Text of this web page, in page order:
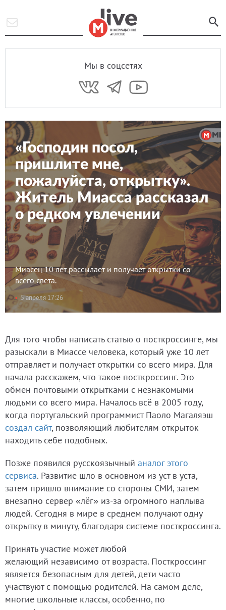
Мы в соцсетях
«Господин посол,
пришлите мне,
пожалуйста, открытку».
Житель Миасса рассказал
о редком увлечении
Миасец 10 лет рассылает и получает открытки со
всего света.
5 апреля 17:26
Для того чтобы написать статью о посткроссинге, мы
разыскали в Миассе человека, который уже 10 лет
отправляет и получает открытки со всего мира. Для
начала расскажем, что такое посткроссинг. Это
обмен почтовыми открытками с незнакомыми
людьми со всего мира. Началось всё в 2005 году,
когда португальский программист Паоло Магаляэш
создал сайт, позволяющий любителям открыток
находить себе подобных.
Позже появился русскоязычный аналог этого
сервиса. Развитие шло в основном из уст в уста,
затем пришло внимание со стороны СМИ, затем
внезапно сервер «лёг» из-за огромного наплыва
людей. Сегодня в мире в среднем получают одну
открытку в минуту, благодаря системе посткроссинга.
Принять участие может любой
желающий независимо от возраста. Посткроссинг
является безопасным для детей, дети часто
участвуют с помощью родителей. На самом деле,
многие школьные классы, особенно, по